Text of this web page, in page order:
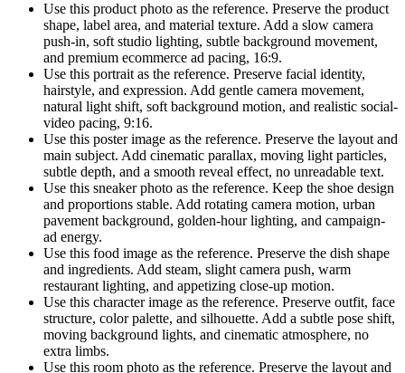
Use this product photo as the reference. Preserve the product
shape, label area, and material texture. Add a slow camera
push-in, soft studio lighting, subtle background movement,
and premium ecommerce ad pacing, 16:9.
Use this portrait as the reference. Preserve facial identity,
hairstyle, and expression. Add gentle camera movement,
natural light shift, soft background motion, and realistic social-
video pacing, 9:16.
Use this poster image as the reference. Preserve the layout and
main subject. Add cinematic parallax, moving light particles,
subtle depth, and a smooth reveal effect, no unreadable text.
Use this sneaker photo as the reference. Keep the shoe design
and proportions stable. Add rotating camera motion, urban
pavement background, golden-hour lighting, and campaign-
ad energy.
Use this food image as the reference. Preserve the dish shape
and ingredients. Add steam, slight camera push, warm
restaurant lighting, and appetizing close-up motion.
Use this character image as the reference. Preserve outfit, face
structure, color palette, and silhouette. Add a subtle pose shift,
moving background lights, and cinematic atmosphere, no
extra limbs.
Use this room photo as the reference. Preserve the layout and